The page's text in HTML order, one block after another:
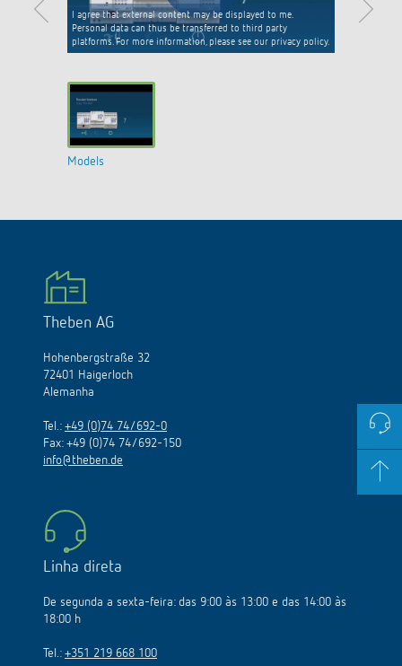
I agree that external content may be displayed to me.
Personal data can thus be transferred to third party
platforms. For more information, please see our privacy policy.
Models
Theben AG
Hohenbergstraße 32
72401 Haigerloch
Alemanha
Tel.: +49 (0)74 74/692-0
Fax: +49 (0)74 74/692-150
info@theben.de
Linha direta
De segunda a sexta-feira: das 9:00 às 13:00 e das 14:00 às
18:00 h
Tel.: +351 219 668 100